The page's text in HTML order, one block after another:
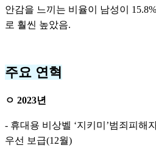
안감을 느끼는 비율이 남성이
로 훨씬 높았음.
주요 연혁
ㅇ 2023년
- 휴대용 비상벨 ‘지키미’범죄피해
우선 보급(12월)